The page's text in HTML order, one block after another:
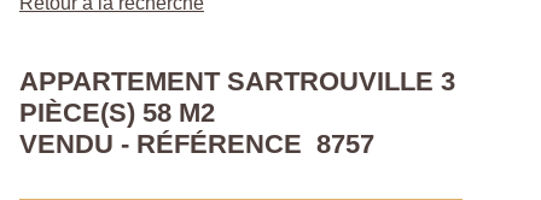
APPARTEMENT SARTROUVILLE 3
PIÈCE(S) 58 M2
VENDU - RÉFÉRENCE 8757